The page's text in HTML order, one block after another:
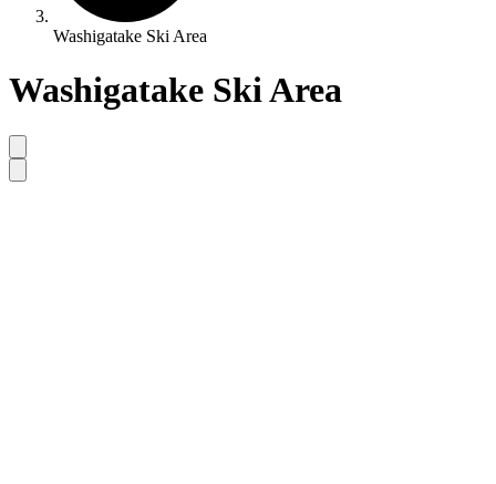
Washigatake Ski Area
Washigatake Ski Area